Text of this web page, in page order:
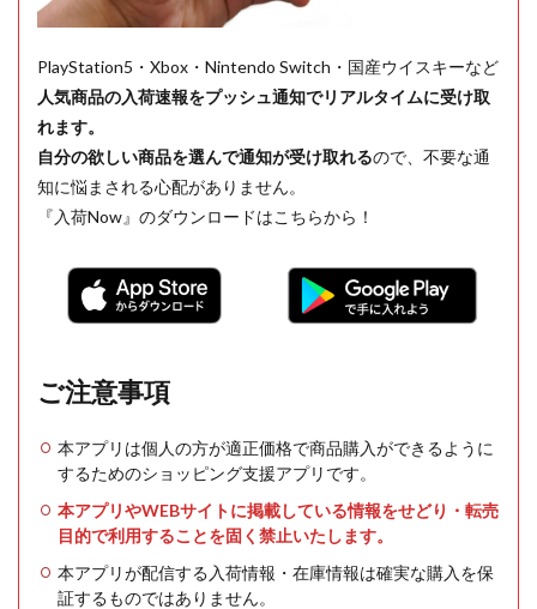
PlayStation5・Xbox・Nintendo Switch・国産ウイスキーなど
人気商品の入荷速報をプッシュ通知でリアルタイムに受け取
れます。
自分の欲しい商品を選んで通知が受け取れるので、不要な通
知に悩まされる心配がありません。
『入荷Now』のダウンロードはこちらから！
ご注意事項
本アプリは個人の方が適正価格で商品購入ができるように
するためのショッピング支援アプリです。
本アプリやWEBサイトに掲載している情報をせどり・転売
目的で利用することを固く禁止いたします。
本アプリが配信する入荷情報・在庫情報は確実な購入を保
証するものではありません。